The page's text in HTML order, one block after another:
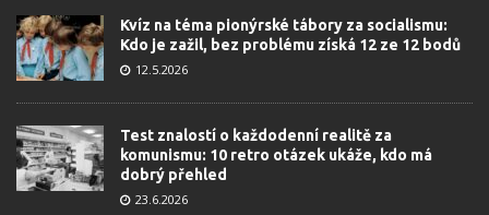
Kvíz na téma pionýrské tábory za socialismu:
Kdo je zažil, bez problému získá 12 ze 12 bodů
12.5.2026
Test znalostí o každodenní realitě za
komunismu: 10 retro otázek ukáže, kdo má
dobrý přehled
23.6.2026